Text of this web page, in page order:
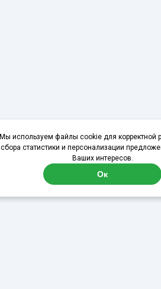
Мы используем файлы cookie для корректной
сбора статистики и персонализации
Ваших интересов.
Ок